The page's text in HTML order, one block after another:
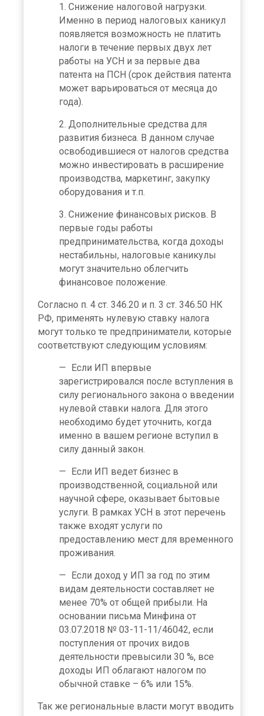
Снижение налоговой нагрузки.
Именно в период налоговых каникул
появляется возможность не платить
налоги в течение первых двух лет
работы на УСН и за первые два
патента на ПСН (срок действия патента
может варьироваться от месяца до
года).
Дополнительные средства для
развития бизнеса. В данном случае
освободившиеся от налогов средства
можно инвестировать в расширение
производства, маркетинг, закупку
оборудования и т.п.
Снижение финансовых рисков. В
первые годы работы
предпринимательства, когда доходы
нестабильны, налоговые каникулы
могут значительно облегчить
финансовое положение.
Согласно п. 4 ст. 346.20 и п. 3 ст. 346.50 НК
РФ, применять нулевую ставку налога
могут только те предприниматели, которые
соответствуют следующим условиям:
Если ИП впервые
зарегистрировался после вступления в
силу регионального закона о введении
нулевой ставки налога. Для этого
необходимо будет уточнить, когда
именно в вашем регионе вступил в
силу данный закон.
Если ИП ведет бизнес в
производственной, социальной или
научной сфере, оказывает бытовые
услуги. В рамках УСН в этот перечень
также входят услуги по
предоставлению мест для временного
проживания.
Если доход у ИП за год по этим
видам деятельности составляет не
менее 70% от общей прибыли. На
основании письма Минфина от
03.07.2018 № 03-11-11/46042, если
поступления от прочих видов
деятельности превысили 30 %, все
доходы ИП облагают налогом по
обычной ставке – 6% или 15%.
Так же региональные власти могут вводить